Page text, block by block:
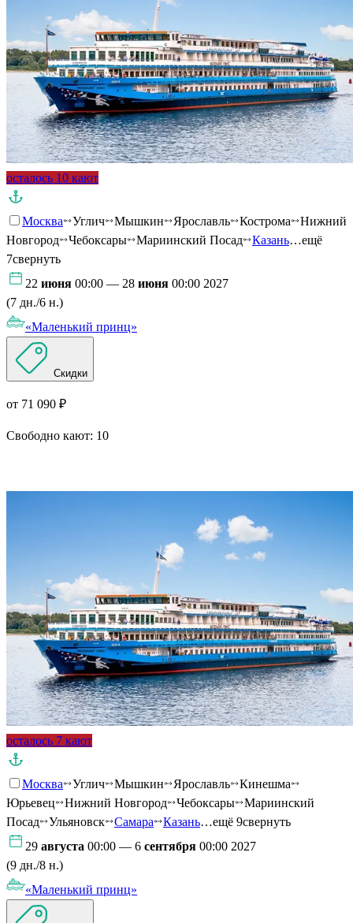
осталось 10 кают
Москва Углич Мышкин Ярославль Кострома
Нижний
Новгород
Чебоксары Мариинский Посад Казань…ещё
7свернуть
22 июня 00:00 — 28 июня 00:00 2027
(7 дн./6 н.)
«Маленький принц»
Скидки
от 71 090 ₽
Свободно кают: 10
осталось 7 кают
Москва Углич Мышкин Ярославль
Кинешма
Юрьевец
Нижний Новгород Чебоксары
Мариинский
Посад
Ульяновск Самара Казань…ещё 9свернуть
29 августа 00:00 — 6 сентября 00:00 2027
(9 дн./8 н.)
«Маленький принц»